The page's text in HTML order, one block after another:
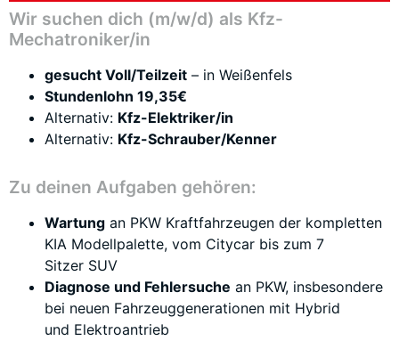
Wir suchen dich (m/w/d) als Kfz-
Mechatroniker/in
gesucht Voll/Teilzeit – in Weißenfels
Stundenlohn 19,35€
Alternativ: Kfz-Elektriker/in
Alternativ: Kfz-Schrauber/Kenner
Zu deinen Aufgaben gehören:
Wartung an PKW Kraftfahrzeugen der kompletten
KIA Modellpalette, vom Citycar bis zum 7
Sitzer SUV
Diagnose und Fehlersuche an PKW, insbesondere
bei neuen Fahrzeuggenerationen mit Hybrid
und Elektroantrieb